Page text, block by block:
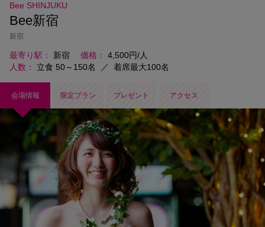
Bee SHINJUKU
Bee新宿
新宿
最寄り駅 新宿 価格
4,500円/人
人数
立食 50～150名 ／ 着席最大100名
会場情報 限定プラン プレゼント アクセス